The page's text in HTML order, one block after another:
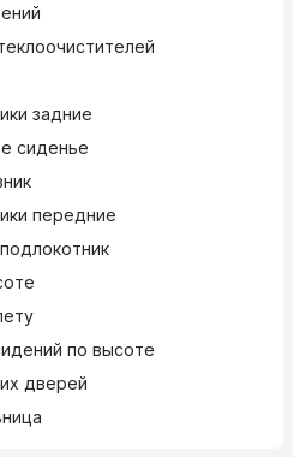
задние
сиденье
передние
по высоте
дверей